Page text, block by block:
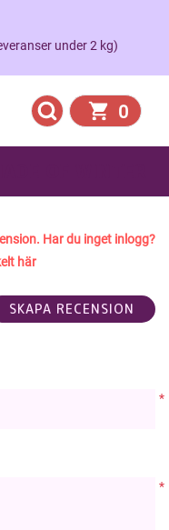
under 2 kg)
0
Har du inget inlogg?
här
*
*